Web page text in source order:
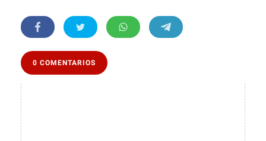
0 COMENTARIOS